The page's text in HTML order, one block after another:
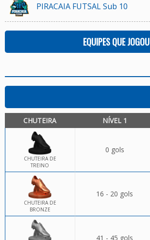
PIRACAIA FUTSAL Sub 10
EQUIPES QUE JOGOU
CHUTEIRA NÍVEL 1
CHUTEIRA DE
TREINO
0 gols
CHUTEIRA DE
BRONZE
16 - 20 gols
41 - 45 gols